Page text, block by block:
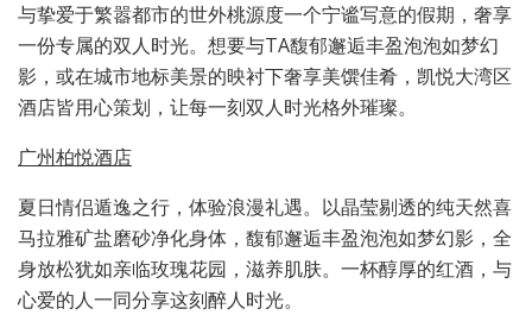
与挚爱于繁嚣都市的世外桃源度一个宁谧写意的假期，奢享
一份专属的双人时光。想要与TA馥郁邂逅丰盈泡泡如梦幻
影，或在城市地标美景的映衬下奢享美馔佳肴，凯悦大湾区
酒店皆用心策划，让每一刻双人时光格外璀璨。
广州柏悦酒店
夏日情侣遁逸之行，体验浪漫礼遇。以晶莹剔透的纯天然喜
马拉雅矿盐磨砂净化身体，馥郁邂逅丰盈泡泡如梦幻影，全
身放松犹如亲临玫瑰花园，滋养肌肤。一杯醇厚的红酒，与
心爱的人一同分享这刻醉人时光。